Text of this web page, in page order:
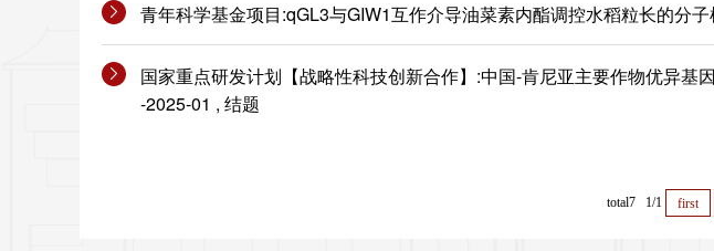
青年科学基金项目:qGL3与GIW1互作介导油菜素内酯调控水稻粒长的分
国家重点研发计划【战略性科技创新合作】:中国-肯尼亚主要作物优异
-2025-01 , 结题
total7 1/1 first